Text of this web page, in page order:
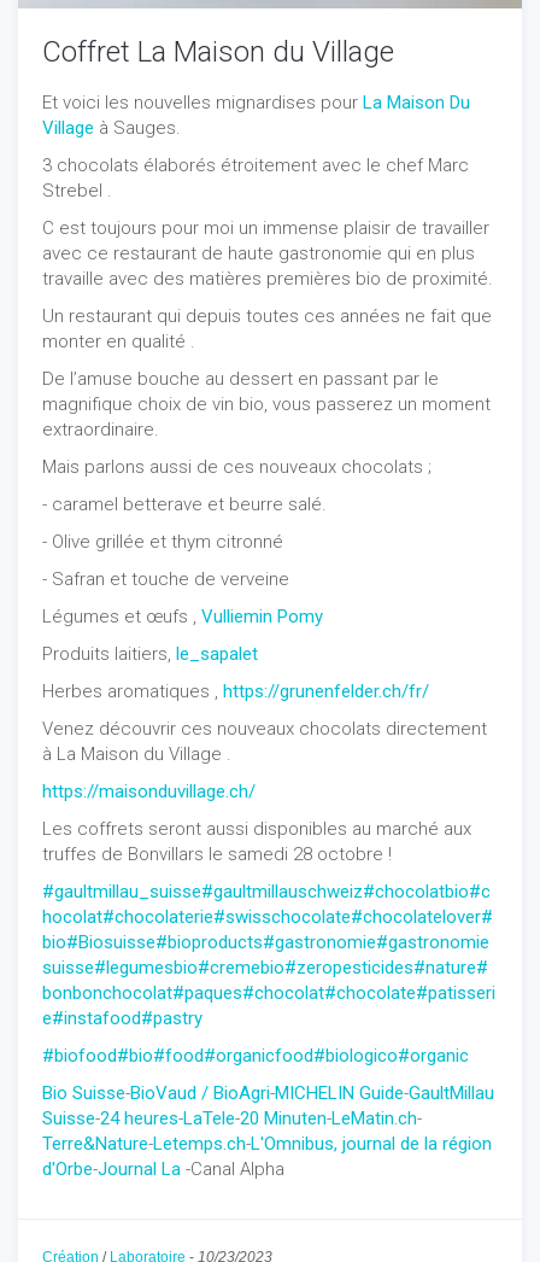
Coffret La Maison du Village
Et voici les nouvelles mignardises pour La Maison Du
Village à Sauges.
3 chocolats élaborés étroitement avec le chef Marc
Strebel .
C est toujours pour moi un immense plaisir de travailler
avec ce restaurant de haute gastronomie qui en plus
travaille avec des matières premières bio de proximité.
Un restaurant qui depuis toutes ces années ne fait que
monter en qualité .
De l’amuse bouche au dessert en passant par le
magnifique choix de vin bio, vous passerez un moment
extraordinaire.
Mais parlons aussi de ces nouveaux chocolats ;
- caramel betterave et beurre salé.
- Olive grillée et thym citronné
- Safran et touche de verveine
Légumes et œufs , Vulliemin Pomy
Produits laitiers, le_sapalet
Herbes aromatiques , https://grunenfelder.ch/fr/
Venez découvrir ces nouveaux chocolats directement
à La Maison du Village .
https://maisonduvillage.ch/
Les coffrets seront aussi disponibles au marché aux
truffes de Bonvillars le samedi 28 octobre !
#gaultmillau_suisse#gaultmillauschweiz#chocolatbio#c
hocolat#chocolaterie#swisschocolate#chocolatelover#
bio#Biosuisse#bioproducts#gastronomie#gastronomie
suisse#legumesbio#cremebio#zeropesticides#nature#
bonbonchocolat#paques#chocolat#chocolate#patisseri
e#instafood#pastry
#biofood#bio#food#organicfood#biologico#organic
Bio Suisse-BioVaud / BioAgri-MICHELIN Guide-GaultMillau
Suisse-24 heures-LaTele-20 Minuten-LeMatin.ch-
Terre&Nature-Letemps.ch-L'Omnibus, journal de la région
d'Orbe-Journal La -Canal Alpha
Création / Laboratoire - 10/23/2023